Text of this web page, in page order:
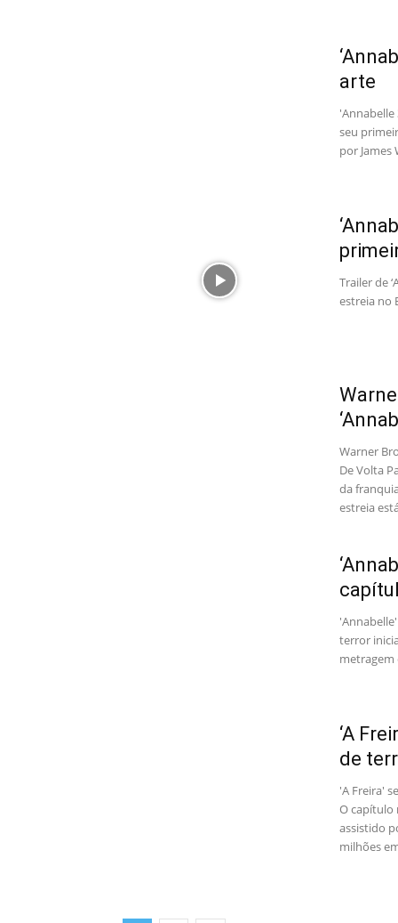
arte
'Annabelle
seu
por James
Trailer de
estreia no
Warner
De Volta
da
estreia
terror
metragem
‘A
de
'A Freira'
O capítulo
assistido
milhões